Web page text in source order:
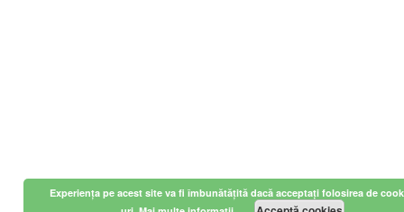
Experiența pe acest site va fi îmbunătățită dacă acceptați folosirea de